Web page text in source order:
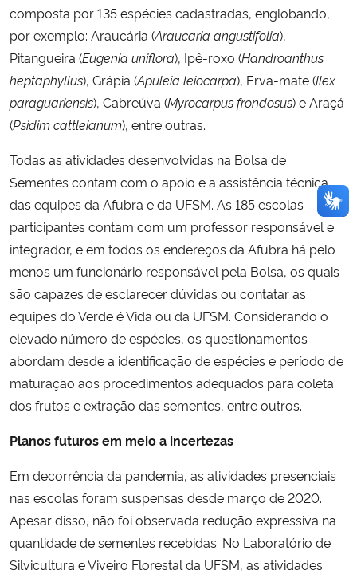
composta por 135 espécies cadastradas, englobando,
por exemplo: Araucária (Araucaria angustifolia),
Pitangueira (Eugenia uniflora), Ipê-roxo (Handroanthus
heptaphyllus), Grápia (Apuleia leiocarpa), Erva-mate (Ilex
paraguariensis), Cabreúva (Myrocarpus frondosus) e Araçá
(Psidim cattleianum), entre outras.
Todas as atividades desenvolvidas na Bolsa de
Sementes contam com o apoio e a assistência técnica
das equipes da Afubra e da UFSM. As 185 escolas
participantes contam com um professor responsável e
integrador, e em todos os endereços da Afubra há pelo
menos um funcionário responsável pela Bolsa, os quais
são capazes de esclarecer dúvidas ou contatar as
equipes do Verde é Vida ou da UFSM. Considerando o
elevado número de espécies, os questionamentos
abordam desde a identificação de espécies e período de
maturação aos procedimentos adequados para coleta
dos frutos e extração das sementes, entre outros.
Planos futuros em meio a incertezas
Em decorrência da pandemia, as atividades presenciais
nas escolas foram suspensas desde março de 2020.
Apesar disso, não foi observada redução expressiva na
quantidade de sementes recebidas. No Laboratório de
Silvicultura e Viveiro Florestal da UFSM, as atividades